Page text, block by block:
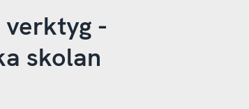
-
skolan